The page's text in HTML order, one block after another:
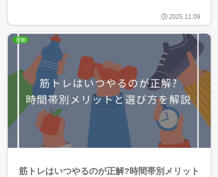
2025.11.09
運動
筋トレはいつやるのが正解?時間帯別メリット